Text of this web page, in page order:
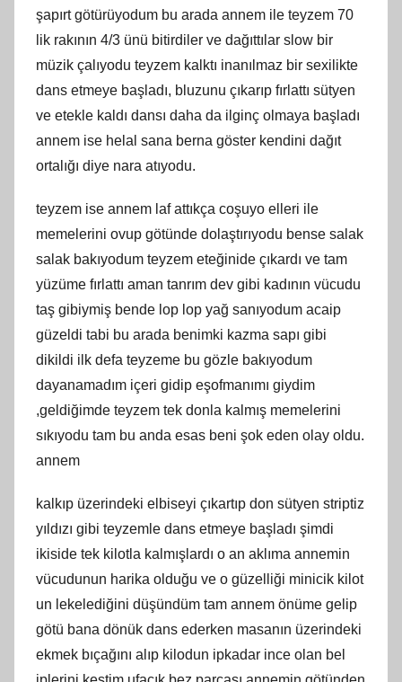
şapırt götürüyodum bu arada annem ile teyzem 70
lik rakının 4/3 ünü bitirdiler ve dağıttılar slow bir
müzik çalıyodu teyzem kalktı inanılmaz bir sexilikte
dans etmeye başladı, bluzunu çıkarıp fırlattı sütyen
ve etekle kaldı dansı daha da ilginç olmaya başladı
annem ise helal sana berna göster kendini dağıt
ortalığı diye nara atıyodu.
teyzem ise annem laf attıkça coşuyo elleri ile
memelerini ovup götünde dolaştırıyodu bense salak
salak bakıyodum teyzem eteğinide çıkardı ve tam
yüzüme fırlattı aman tanrım dev gibi kadının vücudu
taş gibiymiş bende lop lop yağ sanıyodum acaip
güzeldi tabi bu arada benimki kazma sapı gibi
dikildi ilk defa teyzeme bu gözle bakıyodum
dayanamadım içeri gidip eşofmanımı giydim
,geldiğimde teyzem tek donla kalmış memelerini
sıkıyodu tam bu anda esas beni şok eden olay oldu.
annem
kalkıp üzerindeki elbiseyi çıkartıp don sütyen striptiz
yıldızı gibi teyzemle dans etmeye başladı şimdi
ikiside tek kilotla kalmışlardı o an aklıma annemin
vücudunun harika olduğu ve o güzelliği minicik kilot
un lekelediğini düşündüm tam annem önüme gelip
götü bana dönük dans ederken masanın üzerindeki
ekmek bıçağını alıp kilodun ipkadar ince olan bel